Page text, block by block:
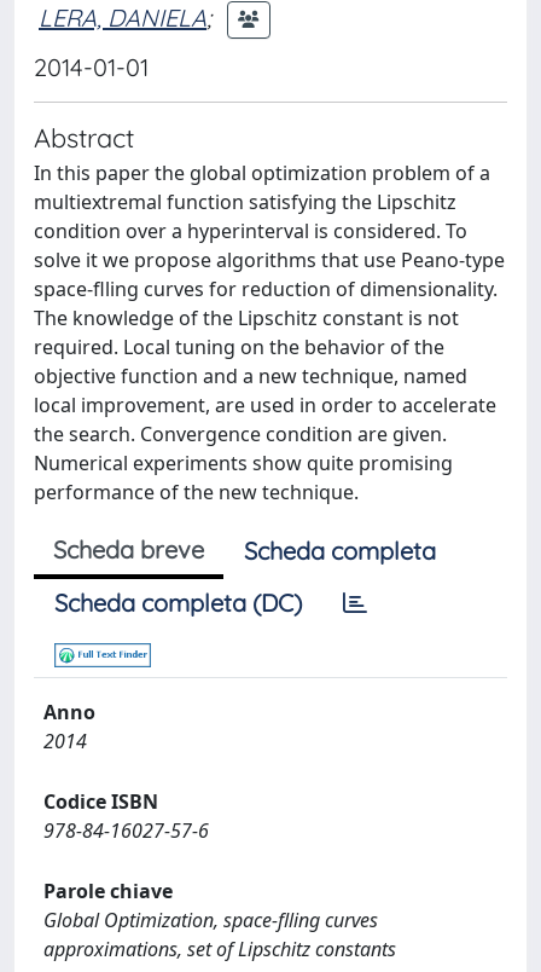
LERA, DANIELA;
2014-01-01
Abstract
In this paper the global optimization problem of a
multiextremal function satisfying the Lipschitz
condition over a hyperinterval is considered. To
solve it we propose algorithms that use Peano-type
space-flling curves for reduction of dimensionality.
The knowledge of the Lipschitz constant is not
required. Local tuning on the behavior of the
objective function and a new technique, named
local improvement, are used in order to accelerate
the search. Convergence condition are given.
Numerical experiments show quite promising
performance of the new technique.
Scheda breve
Scheda completa
Scheda completa (DC)
Anno
2014
Codice ISBN
978-84-16027-57-6
Parole chiave
Global Optimization, space-flling curves
approximations, set of Lipschitz constants